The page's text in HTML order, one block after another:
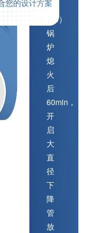
您的设计方案
参
止。
（4）
锅
炉
熄
火
后
60min，
开
启
大
直
径
下
降
管
放